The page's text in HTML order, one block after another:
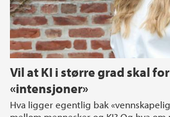
Vil at KI i større grad skal
«intensjoner»
Hva ligger egentlig bak «vennskapelige» samtaler